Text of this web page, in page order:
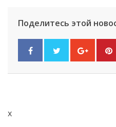
Поделитесь этой
x